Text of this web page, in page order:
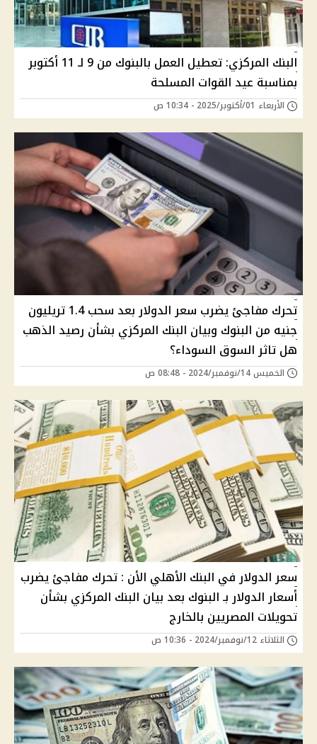
البنك المركزي: تعطيل العمل بالبنوك من 9 لـ 11 أكتوبر
بمناسبة عيد القوات المسلحة
الأربعاء 01/أكتوبر/2025 - 10:34 ص
تحرك مفاجئ يضرب سعر الدولار بعد سحب 1.4 تريليون
جنيه من البنوك وبيان البنك المركزي بشأن رصيد الذهب
هل تاثر السوق السوداء؟
الخميس 14/نوفمبر/2024 - 08:48 ص
سعر الدولار في البنك الأهلي الأن : تحرك مفاجئ يضرب
أسعار الدولار بـ البنوك بعد بيان البنك المركزي بشأن
تحويلات المصريين بالخارج
الثلاثاء 12/نوفمبر/2024 - 10:36 ص